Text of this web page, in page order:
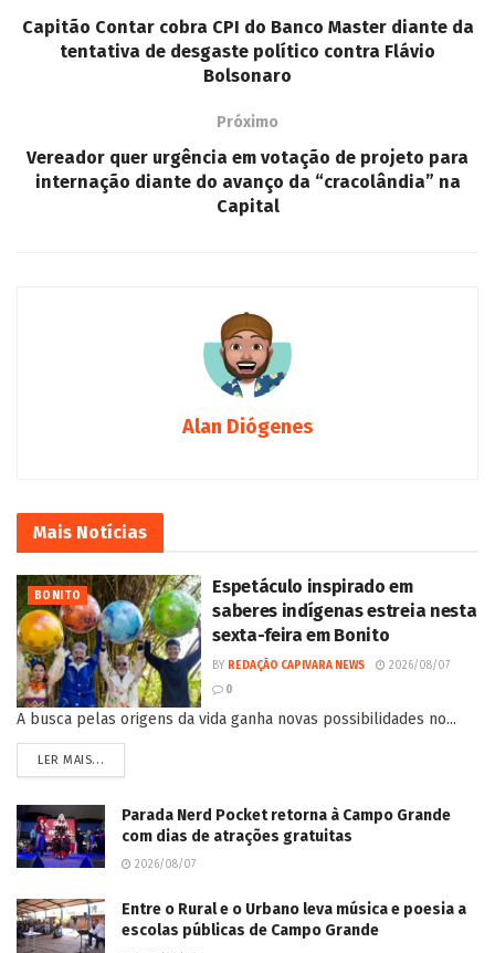
Capitão Contar cobra CPI do Banco Master diante da
tentativa de desgaste político contra Flávio
Bolsonaro
Próximo
Vereador quer urgência em votação de projeto para
internação diante do avanço da “cracolândia” na
Capital
Alan Diógenes
Mais Notícias
BONITO
Espetáculo inspirado em
saberes indígenas estreia nesta
sexta-feira em Bonito
BY REDAÇÃO CAPIVARA NEWS
2026/08/07
0
A busca pelas origens da vida ganha novas possibilidades no...
LER MAIS...
Parada Nerd Pocket retorna à Campo Grande
com dias de atrações gratuitas
2026/08/07
Entre o Rural e o Urbano leva música e poesia a
escolas públicas de Campo Grande